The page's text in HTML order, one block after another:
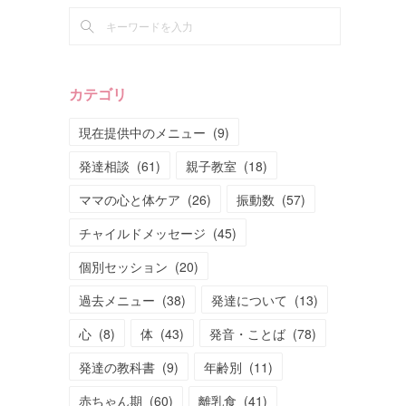
カテゴリ
現在提供中のメニュー (9)
発達相談 (61) 親子教室 (18)
ママの心と体ケア (26) 振動数 (57)
チャイルドメッセージ (45)
個別セッション (20)
過去メニュー (38) 発達について (13)
心 (8) 体 (43) 発音・ことば (78)
発達の教科書 (9) 年齢別 (11)
赤ちゃん期 (60) 離乳食 (41)